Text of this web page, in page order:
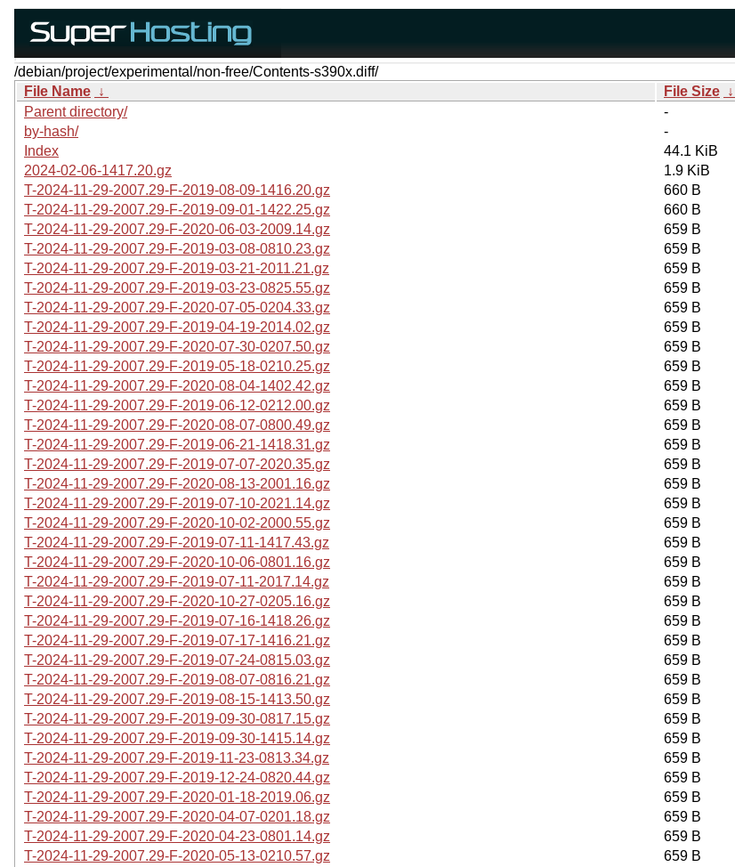
/debian/project/experimental/non-free/Contents-s390x.diff/
File Name ↓ File Size ↓
Parent directory/
-
by-hash/
-
Index
44.1 KiB
2024-02-06-1417.20.gz
1.9 KiB
T-2024-11-29-2007.29-F-2019-08-09-1416.20.gz
660 B
T-2024-11-29-2007.29-F-2019-09-01-1422.25.gz
660 B
T-2024-11-29-2007.29-F-2020-06-03-2009.14.gz
659 B
T-2024-11-29-2007.29-F-2019-03-08-0810.23.gz
659 B
T-2024-11-29-2007.29-F-2019-03-21-2011.21.gz
659 B
T-2024-11-29-2007.29-F-2019-03-23-0825.55.gz
659 B
T-2024-11-29-2007.29-F-2020-07-05-0204.33.gz
659 B
T-2024-11-29-2007.29-F-2019-04-19-2014.02.gz
659 B
T-2024-11-29-2007.29-F-2020-07-30-0207.50.gz
659 B
T-2024-11-29-2007.29-F-2019-05-18-0210.25.gz
659 B
T-2024-11-29-2007.29-F-2020-08-04-1402.42.gz
659 B
T-2024-11-29-2007.29-F-2019-06-12-0212.00.gz
659 B
T-2024-11-29-2007.29-F-2020-08-07-0800.49.gz
659 B
T-2024-11-29-2007.29-F-2019-06-21-1418.31.gz
659 B
T-2024-11-29-2007.29-F-2019-07-07-2020.35.gz
659 B
T-2024-11-29-2007.29-F-2020-08-13-2001.16.gz
659 B
T-2024-11-29-2007.29-F-2019-07-10-2021.14.gz
659 B
T-2024-11-29-2007.29-F-2020-10-02-2000.55.gz
659 B
T-2024-11-29-2007.29-F-2019-07-11-1417.43.gz
659 B
T-2024-11-29-2007.29-F-2020-10-06-0801.16.gz
659 B
T-2024-11-29-2007.29-F-2019-07-11-2017.14.gz
659 B
T-2024-11-29-2007.29-F-2020-10-27-0205.16.gz
659 B
T-2024-11-29-2007.29-F-2019-07-16-1418.26.gz
659 B
T-2024-11-29-2007.29-F-2019-07-17-1416.21.gz
659 B
T-2024-11-29-2007.29-F-2019-07-24-0815.03.gz
659 B
T-2024-11-29-2007.29-F-2019-08-07-0816.21.gz
659 B
T-2024-11-29-2007.29-F-2019-08-15-1413.50.gz
659 B
T-2024-11-29-2007.29-F-2019-09-30-0817.15.gz
659 B
T-2024-11-29-2007.29-F-2019-09-30-1415.14.gz
659 B
T-2024-11-29-2007.29-F-2019-11-23-0813.34.gz
659 B
T-2024-11-29-2007.29-F-2019-12-24-0820.44.gz
659 B
T-2024-11-29-2007.29-F-2020-01-18-2019.06.gz
659 B
T-2024-11-29-2007.29-F-2020-04-07-0201.18.gz
659 B
T-2024-11-29-2007.29-F-2020-04-23-0801.14.gz
659 B
T-2024-11-29-2007.29-F-2020-05-13-0210.57.gz
659 B